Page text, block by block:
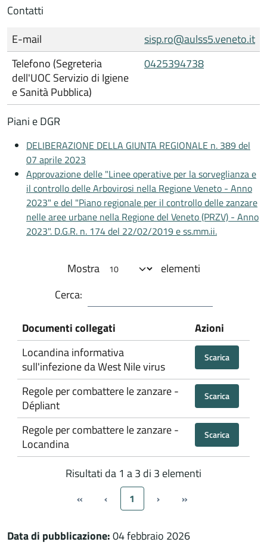
Contatti
E-mail
sisp.ro@aulss5.veneto.it
Telefono (Segreteria
dell'UOC Servizio di Igiene
e Sanità Pubblica)
0425394738
Piani e DGR
DELIBERAZIONE DELLA GIUNTA REGIONALE n. 389 del
07 aprile 2023
Approvazione delle "Linee operative per la sorveglianza e
il controllo delle Arbovirosi nella Regione Veneto - Anno
2023" e del "Piano regionale per il controllo delle zanzare
nelle aree urbane nella Regione del Veneto (PRZV) - Anno
2023". D.G.R. n. 174 del 22/02/2019 e ss.mm.ii.
Mostra
elementi
Cerca:
Documenti collegati
Azioni
Locandina informativa
sull'infezione da West Nile virus
Scarica
Regole per combattere le zanzare -
Dépliant
Scarica
Regole per combattere le zanzare -
Locandina
Scarica
Risultati da 1 a 3 di 3 elementi
« ‹ 1 › »
Data di pubblicazione:04 febbraio 2026